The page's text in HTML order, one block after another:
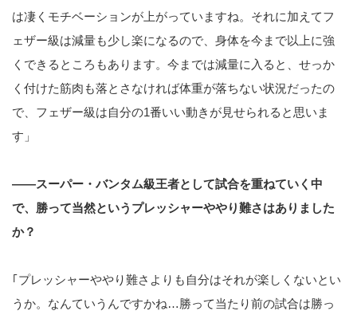
は凄くモチベーションが上がっていますね。それに加えてフ
ェザー級は減量も少し楽になるので、身体を今まで以上に強
くできるところもあります。今までは減量に入ると、せっか
く付けた筋肉も落とさなければ体重が落ちない状況だったの
で、フェザー級は自分の1番いい動きが見せられると思いま
す」
――スーパー・バンタム級王者として試合を重ねていく中
で、勝って当然というプレッシャーややり難さはありました
か？
｢プレッシャーややり難さよりも自分はそれが楽しくないとい
うか。なんていうんですかね…勝って当たり前の試合は勝っ